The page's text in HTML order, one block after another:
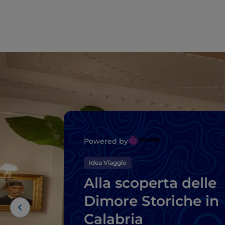
Powered by
Idea Viaggio
Alla scoperta delle
Dimore Storiche in
Calabria